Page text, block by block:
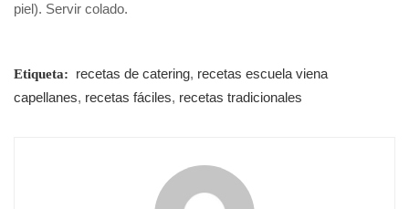
piel). Servir colado.
Etiqueta: recetas de catering, recetas escuela viena
capellanes, recetas fáciles, recetas tradicionales